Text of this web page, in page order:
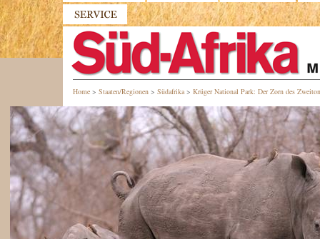
Home > Staaten/Regionen > Südafrika> Krüger National Park: Der Zorn des